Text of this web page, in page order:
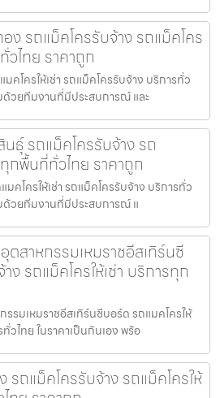
ง รถแม็คโครรับจ้าง รถแม็คโคร
วไทย ราคาถูก
คโครให้เช่า รถแม็คโครรับจ้าง บริการทั่ว
ด้วยทีมงานที่มีประสบการณ์ และ
ธุ์ รถแม็คโครรับจ้าง รถ
ทุกพื้นที่ทั่วไทย ราคาถูก
คโครให้เช่า รถแม็คโครรับจ้าง บริการทั่ว
ด้วยทีมงานที่มีประสบการณ์ แ
ตสาหกรรมเหมราชอีสเทิร์นซี
ง รถแม็คโครให้เช่า บริการทุก
รรมเหมราชอีสเทิร์นซีบอร์ด รถแมคโครให้
วไทย ในราคาเป็นกันเอง พร้อ
รถแม็คโครรับจ้าง รถแม็คโครให้